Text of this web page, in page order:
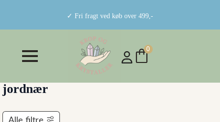
✓ Fri fragt ved køb over 499,-
0
jordnær
Alle filtre